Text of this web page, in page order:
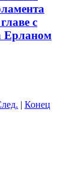
с
Ерланом
| Конец